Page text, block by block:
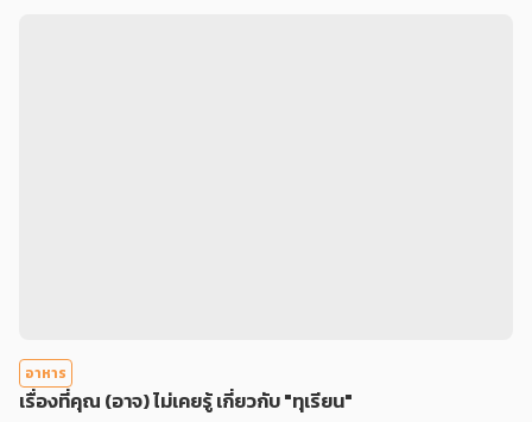
อาหาร
เรื่องที่คุณ (อาจ) ไม่เคยรู้ เกี่ยวกับ "ทุเรียน"